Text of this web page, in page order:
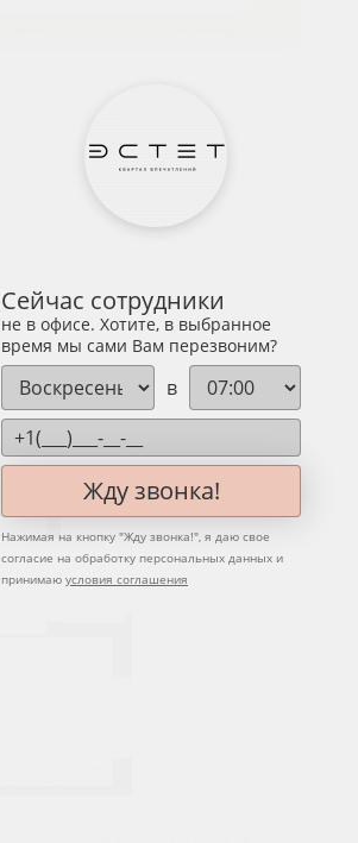
№ 277
Сейчас сотрудники
не в офисе. Хотите, в выбранное
время мы сами Вам перезвоним?
в
Жду звонка!
Нажимая на кнопку "Жду звонка!", я даю свое
согласие на обработку персональных данных и
принимаю условия соглашения